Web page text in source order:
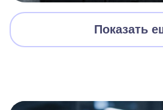
Показать